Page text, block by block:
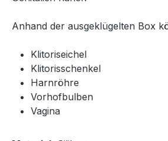
Anhand der ausgeklügelten Box
Klitoriseichel
Klitorisschenkel
Harnröhre
Vorhofbulben
Vagina